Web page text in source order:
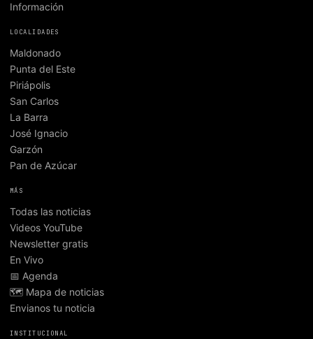
Información
LOCALIDADES
Maldonado
Punta del Este
Piriápolis
San Carlos
La Barra
José Ignacio
Garzón
Pan de Azúcar
MÁS
Todas las noticias
Videos YouTube
Newsletter gratis
En Vivo
📅 Agenda
🗺️ Mapa de noticias
Envianos tu noticia
INSTITUCIONAL